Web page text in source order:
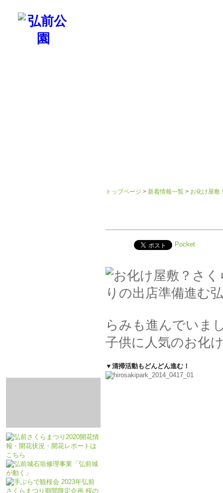
トップページ > 新着情報一覧 > お化け屋敷
Pocket
らみも進んでいま
子供に人気のお化
▼清掃活動もどんどん進む！